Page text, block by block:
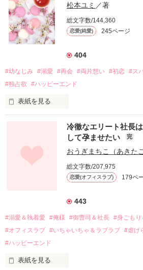
松本ユミ ／著
総文字数/144,360
恋愛(純愛) 245ページ
404
#幼なじみ #溺愛 #再会 #両片想い #初恋 #ス
#独占欲
#ハッピーエンド
表紙を見る
幼なじみの哲平に淡い恋心を抱いていた
しかし、ある出来事をきっかけに二人の
関係修復もできないまま、美桜は両親の
引っ越すことになり、哲平とも離れ離れ
それから約十二年後。
過去の傷から、二度と会いたくないと
運命のような再会を果たす。
酔った勢いで一夜を共にしてしまった。
さらに、美桜が初めてだと知った哲平は
冷徹なエリート社長
して孕ませたい
完
おうぎまちこ（あきた
総文字数/207,975
恋愛(オフィスラブ) 179ペ
443
#溺愛＆執着愛 #俺様 #御曹司＆社長 #身ごもり
#オフィスラブ #いちゃいちゃ＆ラブラブ #虐げ
#ハッピーエンド
表紙を見る